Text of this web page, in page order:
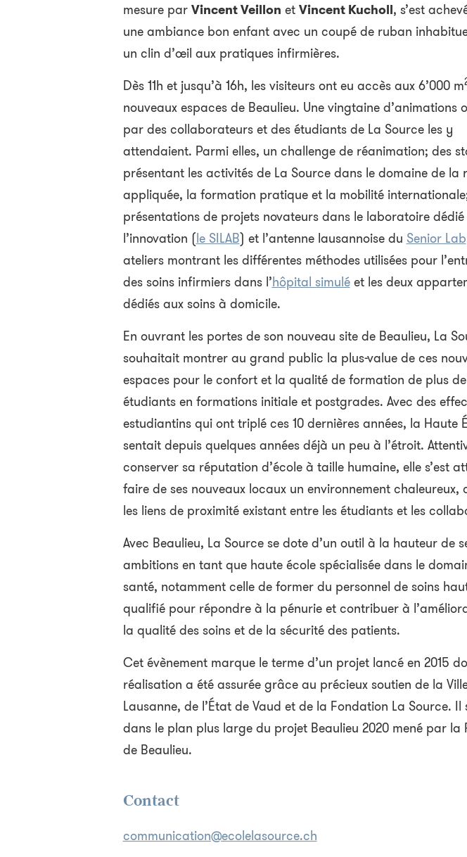
mesure parVincent Veillon etVincent Kucholl, s’est
une ambiance bon enfant avec un coupé de ruban
un clin d’œil aux pratiques infirmières.
Dès 11h et jusqu’à 16h, les visiteurs ont eu accès aux 6’000 m
nouveaux espaces de Beaulieu. Une vingtaine d’animations
par des collaborateurs et des étudiants de La Source les y
attendaient. Parmi elles, un challenge de réanimation; des
présentant les activités de La Source dans le domaine de la
appliquée, la formation pratique et la mobilité
présentations de projets novateurs dans le laboratoire
l’innovation (le SILAB) et l’antenne lausannoise du Senior Lab
ateliers montrant les différentes méthodes utilisées pour
des soins infirmiers dans l’hôpital simuléet les deux
dédiés aux soins à domicile.
En ouvrant les portes de son nouveau site de Beaulieu, La
souhaitait montrer au grand public la plus-value de ces
espaces pour le confort et la qualité de formation de plus de
étudiants en formations initiale et postgrades. Avec des
estudiantins qui ont triplé ces 10 dernières années, la Haute
sentait depuis quelques années déjà un peu à l’étroit.
conserver sa réputation d’école à taille humaine, elle s’est
faire de ses nouveaux locaux un environnement chaleureux,
les liens de proximité existant entre les étudiants et les
Avec Beaulieu, La Source se dote d’un outil à la hauteur de
ambitions en tant que haute école spécialisée dans le
santé, notamment celle de former du personnel de soins
qualifié pour répondre à la pénurie et contribuer à
la qualité des soins et de la sécurité des patients.
Cet évènement marque le terme d’un projet lancé en 2015
réalisation a été assurée grâce au précieux soutien de la
Lausanne, de l’État de Vaud et de la Fondation La Source. Il
dans le plan plus large du projet Beaulieu 2020 mené par la
de Beaulieu.
Contact
communication@ecolelasource.ch